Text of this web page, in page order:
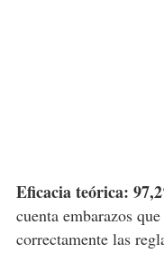
Eficacia teórica:
cuenta embarazos
correctamente las